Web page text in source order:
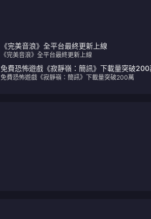
《完美音浪》全平台最終更新上線
《完美音浪》全平台最終更新上線
免費恐怖遊戲《寂靜嶺：簡訊》下載量突破200
免費恐怖遊戲《寂靜嶺：簡訊》下載量突破200萬